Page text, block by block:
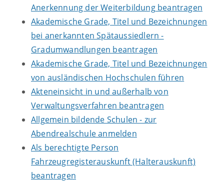
Anerkennung der Weiterbildung beantragen
Akademische Grade, Titel und Bezeichnungen
bei anerkannten Spätaussiedlern -
Gradumwandlungen beantragen
Akademische Grade, Titel und Bezeichnungen
von ausländischen Hochschulen führen
Akteneinsicht in und außerhalb von
Verwaltungsverfahren beantragen
Allgemein bildende Schulen - zur
Abendrealschule anmelden
Als berechtigte Person
Fahrzeugregisterauskunft (Halterauskunft)
beantragen